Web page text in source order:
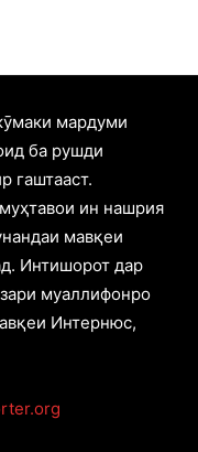
мардуми
ба рушди
гаштааст.
ин нашрия
мавқеи
Интишорот дар
муаллифонро
Интернюс,